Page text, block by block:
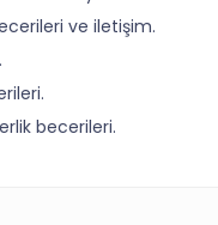
ve iletişim.
becerileri.